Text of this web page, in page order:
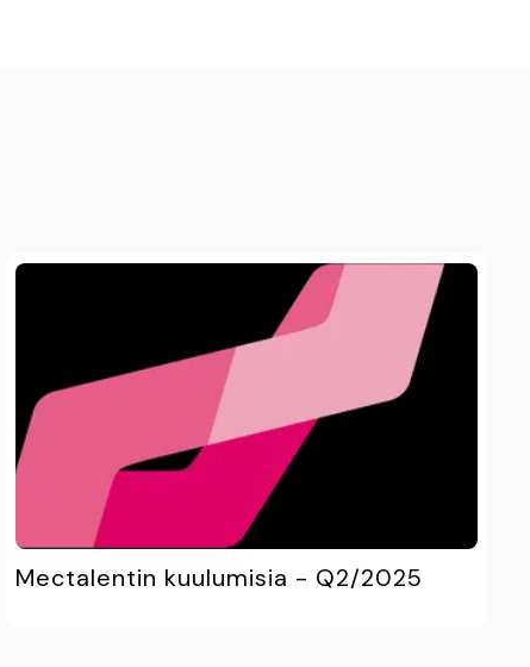
Mectalentin kuulumisia - Q2/2025